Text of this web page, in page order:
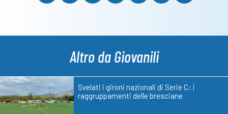
Altro da Giovanili
Svelati i gironi nazionali di Serie C: i
raggruppamenti delle bresciane